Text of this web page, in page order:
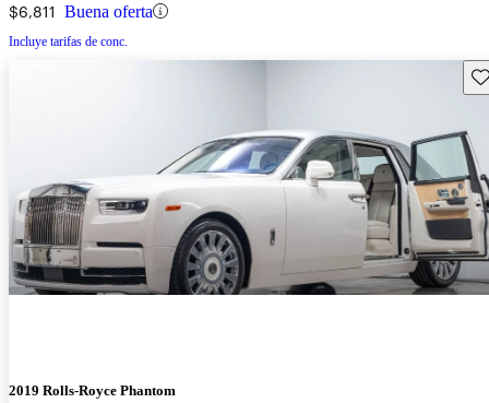
$6,811 Buena oferta
Incluye tarifas de conc.
2019 Rolls-Royce Phantom